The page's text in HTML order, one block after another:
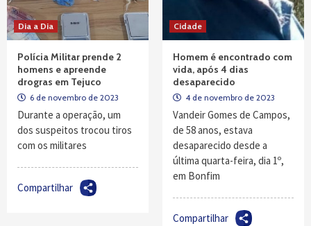
Dia a Dia
Polícia Militar prende 2
homens e apreende
drogras em Tejuco
6 de novembro de 2023
Durante a operação, um
dos suspeitos trocou tiros
com os militares
Compartilhar
Cidade
Homem é encontrado com
vida, após 4 dias
desaparecido
4 de novembro de 2023
Vandeir Gomes de Campos,
de 58 anos, estava
desaparecido desde a
última quarta-feira, dia 1º,
em Bonfim
Compartilhar